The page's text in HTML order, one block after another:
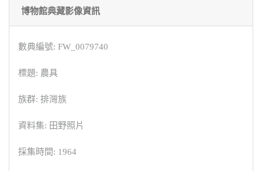
博物館典藏影像資訊
數典編號: FW_0079740
標題: 農具
族群: 排灣族
資料集: 田野照片
採集時間: 1964